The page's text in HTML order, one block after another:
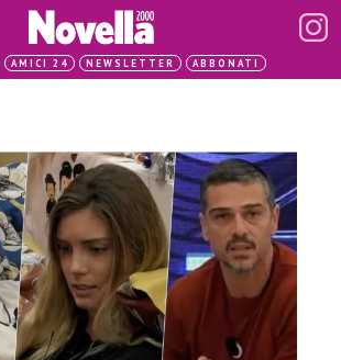
AMICI 24 NEWSLETTER ABBONATI